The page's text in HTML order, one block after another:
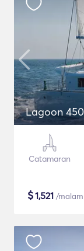
Lagoon 450
Catamaran
$1,521 /malam